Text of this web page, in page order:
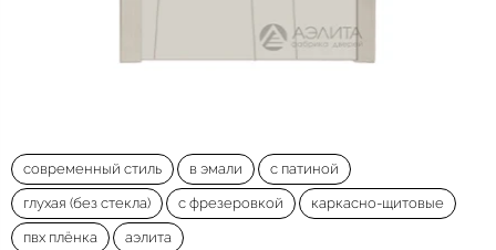
современный стиль в эмали с патиной
глухая (без стекла) с фрезеровкой каркасно-щитовые
пвх плёнка аэлита